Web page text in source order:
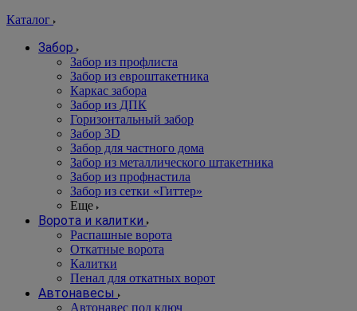
Каталог
Забор
Забор из профлиста
Забор из евроштакетника
Каркас забора
Забор из ДПК
Горизонтальный забор
Забор 3D
Забор для частного дома
Забор из металлического штакетника
Забор из профнастила
Забор из сетки «Гиттер»
Еще
Ворота и калитки
Распашные ворота
Откатные ворота
Калитки
Пенал для откатных ворот
Автонавесы
Автонавес под ключ